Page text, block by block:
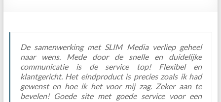
De samenwerking met SLIM Media verliep geheel
naar wens. Mede door de snelle en duidelijke
communicatie is de service top! Flexibel en
klantgericht. Het eindproduct is precies zoals ik had
gewenst en hoe ik het voor mij zag. Zeker aan te
bevelen! Goede site met goede service voor een